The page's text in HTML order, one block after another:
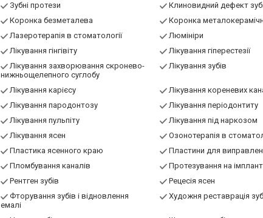
Зубні протези
Клиновидний дефект
Коронка безметалева
Коронка
Лазеротерапія в стоматології
Люмініри
Лікування гінгівіту
Лікування гіперестезії
Лікування захворювання скронево-
нижньощелепного суглобу
Лікування зубів
Лікування карієсу
Лікування кореневих
Лікування пародонтозу
Лікування періодонтиту
Лікування пульпіту
Лікування під наркозом
Лікування ясен
Озонотерапія в
Пластика ясенного краю
Пластини для
Пломбування каналів
Протезування на
Рентген зубів
Рецесія ясен
Фторування зубів і відновлення
емалі
Художня реставрація